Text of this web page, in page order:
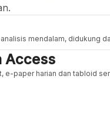
mendalam, didukung
Access
e-paper harian dan tabloid